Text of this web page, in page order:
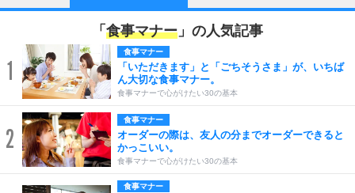
「 食事マナー 」の人気記事
1
食事マナー
「いただきます」と「ごちそうさま」が、いちば
ん大切な食事マナー。
食事マナーで心がけたい30の基本
2
食事マナー
オーダーの際は、友人の分までオーダーできると
かっこいい。
食事マナーで心がけたい30の基本
食事マナー